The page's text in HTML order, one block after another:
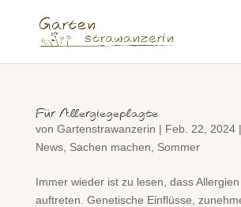
Für Allergiegeplagte
von Gartenstrawanzerin | Feb. 22, 2024|
News, Sachen machen Sommer
Immer wieder ist zu lesen, dass
auftreten. Genetische Einflüsse,